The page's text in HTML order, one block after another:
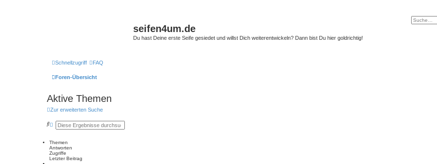
seifen4um.de
Du hast Deine erste Seife gesiedet und willst Dich weiterentwickeln? Dann bist Du hier goldrichtig!
Schnellzugriff FAQ
Foren-Übersicht
Aktive Themen
Zur erweiterten Suche
S
h
e
E
e
i
t
e
Themen
Antworten
Zugriffe
Letzter Beitrag